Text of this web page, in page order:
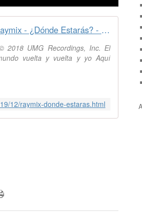
Raymix - ¿Dónde Estarás? - Last Night in Orient
2018 UMG Recordings, Inc. El
vuelta y vuelta y yo Aquí
12/raymix-donde-estaras.html